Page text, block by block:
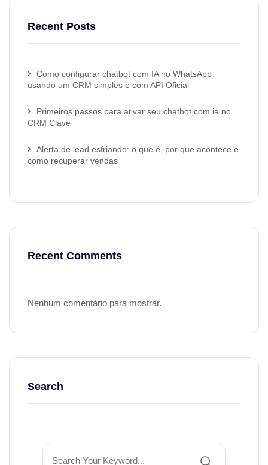
Recent Posts
Como configurar chatbot com IA no WhatsApp
usando um CRM simples e com API Oficial
Primeiros passos para ativar seu chatbot com ia no
CRM Clave
Alerta de lead esfriando: o que é, por que acontece e
como recuperar vendas
Recent Comments
Nenhum comentário para mostrar.
Search